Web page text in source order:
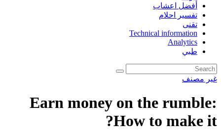
أفضل اعشاب
تفسير احلام
تقنى
Technical information
Analytics
طبي
غير مصنف
Earn money on the rumble:
How to make it?